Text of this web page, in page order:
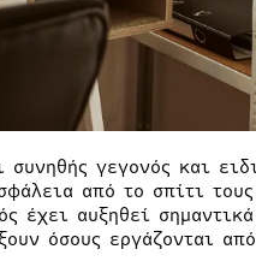
γεγονός και
από το σπίτι
έχει αυξηθεί
όσους εργάζονται